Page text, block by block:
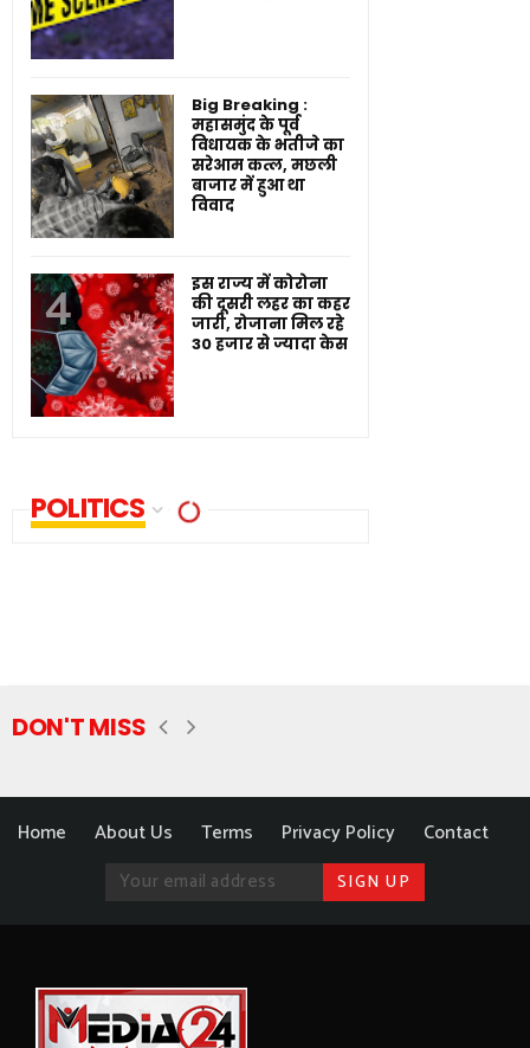
Big Breaking :
महासमुंद के पूर्व
विधायक के भतीजे का
सरेआम कत्ल, मछली
बाजार में हुआ था
विवाद
इस राज्य में कोरोना
की दूसरी लहर का कहर
जारी, रोजाना मिल रहे
30 हजार से ज्यादा केस
POLITICS
DON'T MISS
Home About Us Terms Privacy Policy Contact